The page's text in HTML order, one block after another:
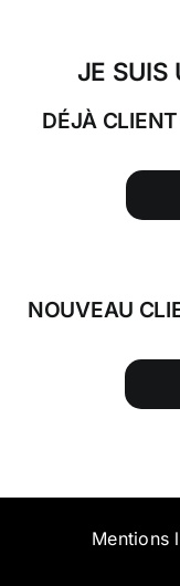
JE SUIS
DÉJÀ
NOUVEAU
Mentions